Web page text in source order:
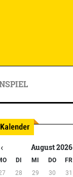
‹ August 2026
DI MI DO FR
28 29 30 31